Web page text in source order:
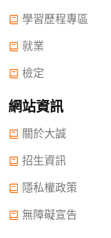
學習歷程專區
就業
檢定
網站資訊
關於大誠
招生資訊
隱私權政策
無障礙宣告